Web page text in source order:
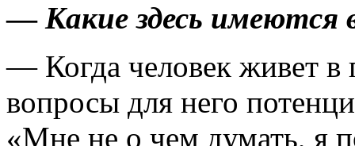
— Какие здесь имеются
— Когда человек живет в
вопросы для него
«Мне не о чем думать, я